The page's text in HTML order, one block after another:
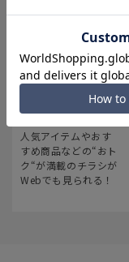
最新のお買い得情報
人気アイテムやおす
すめ商品などの“おト
ク“が満載のチラシが
Webでも見られる！